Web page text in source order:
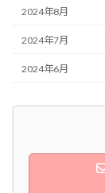
2024年8月
2024年7月
2024年6月